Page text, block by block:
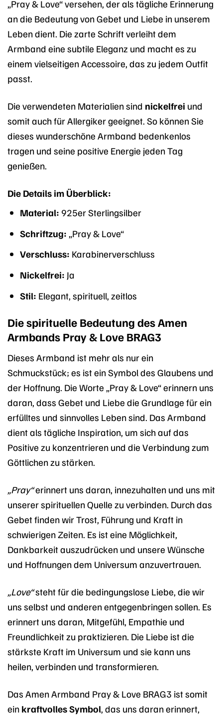
„Pray & Love“ versehen, der als tägliche Erinnerung
an die Bedeutung von Gebet und Liebe in unserem
Leben dient. Die zarte Schrift verleiht dem
Armband eine subtile Eleganz und macht es zu
einem vielseitigen Accessoire, das zu jedem Outfit
passt.
Die verwendeten Materialien sind nickelfrei und
somit auch für Allergiker geeignet. So können Sie
dieses wunderschöne Armband bedenkenlos
tragen und seine positive Energie jeden Tag
genießen.
Die Details im Überblick:
Material: 925er Sterlingsilber
Schriftzug: „Pray & Love“
Verschluss: Karabinerverschluss
Nickelfrei: Ja
Stil: Elegant, spirituell, zeitlos
Die spirituelle Bedeutung des Amen
Armbands Pray & Love BRAG3
Dieses Armband ist mehr als nur ein
Schmuckstück; es ist ein Symbol des Glaubens und
der Hoffnung. Die Worte „Pray & Love“ erinnern uns
daran, dass Gebet und Liebe die Grundlage für ein
erfülltes und sinnvolles Leben sind. Das Armband
dient als tägliche Inspiration, um sich auf das
Positive zu konzentrieren und die Verbindung zum
Göttlichen zu stärken.
„Pray“erinnert uns daran, innezuhalten und uns mit
unserer spirituellen Quelle zu verbinden. Durch das
Gebet finden wir Trost, Führung und Kraft in
schwierigen Zeiten. Es ist eine Möglichkeit,
Dankbarkeit auszudrücken und unsere Wünsche
und Hoffnungen dem Universum anzuvertrauen.
„Love“steht für die bedingungslose Liebe, die wir
uns selbst und anderen entgegenbringen sollen. Es
erinnert uns daran, Mitgefühl, Empathie und
Freundlichkeit zu praktizieren. Die Liebe ist die
stärkste Kraft im Universum und sie kann uns
heilen, verbinden und transformieren.
Das Amen Armband Pray & Love BRAG3 ist somit
ein kraftvolles Symbol, das uns daran erinnert,